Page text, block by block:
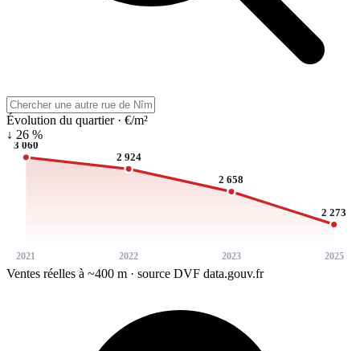
Évolution du quartier · €/m²
↓ 26 %
3 060
2021
2 924
2022
2 658
2023
2 273
2025
Ventes réelles à ~400 m · source DVF data.gouv.fr